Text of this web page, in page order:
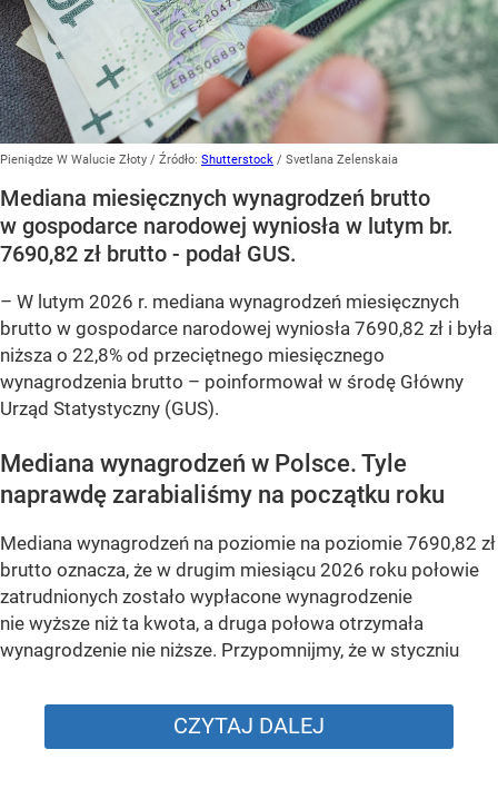
Pieniądze W Walucie Złoty / Źródło: Shutterstock / Svetlana Zelenskaia
Mediana miesięcznych wynagrodzeń brutto
w gospodarce narodowej wyniosła w lutym br.
7690,82 zł brutto - podał GUS.
– W lutym 2026 r. mediana wynagrodzeń miesięcznych
brutto w gospodarce narodowej wyniosła 7690,82 zł i była
niższa o 22,8% od przeciętnego miesięcznego
wynagrodzenia brutto – poinformował w środę Główny
Urząd Statystyczny (GUS).
Mediana wynagrodzeń w Polsce. Tyle
naprawdę zarabialiśmy na początku roku
Mediana wynagrodzeń na poziomie na poziomie 7690,82 zł
brutto oznacza, że w drugim miesiącu 2026 roku połowie
zatrudnionych zostało wypłacone wynagrodzenie
nie wyższe niż ta kwota, a druga połowa otrzymała
wynagrodzenie nie niższe. Przypomnijmy, że w styczniu
CZYTAJ DALEJ